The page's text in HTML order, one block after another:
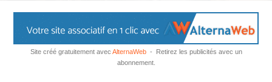
Site créé gratuitement avec AlternaWeb- Retirez les publicités avec un
abonnement.